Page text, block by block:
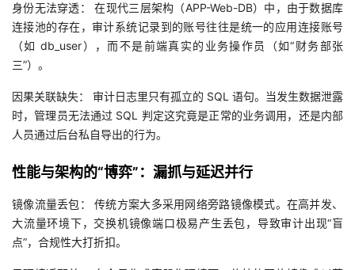
我
的
客
我
论
坛
的
圈
子
我
的
直
播
我
的
活
我
的
者
学
堂
的
课
程
我
的
认
我
的
我
支
持
的
技
术
支
我
的
云
声
身份无法穿透： 在现代三层架构（APP-Web-DB）中，由于数据库
连接池的存在，审计系统记录到的账号往往是统一的应用连接账号
（如 db_user），而不是前端真实的业务操作员（如“财务部张
三”）。
因果关联缺失： 审计日志里只有孤立的 SQL 语句。当发生数据泄露
时，管理员无法通过 SQL 判定这究竟是正常的业务调用，还是内部
人员通过后台私自导出的行为。
性能与架构的“博弈”：漏抓与延迟并行
镜像流量丢包： 传统方案大多采用网络旁路镜像模式。在高并发、
大流量环境下，交换机镜像端口极易产生丢包，导致审计出现“盲
点”，合规性大打折扣。